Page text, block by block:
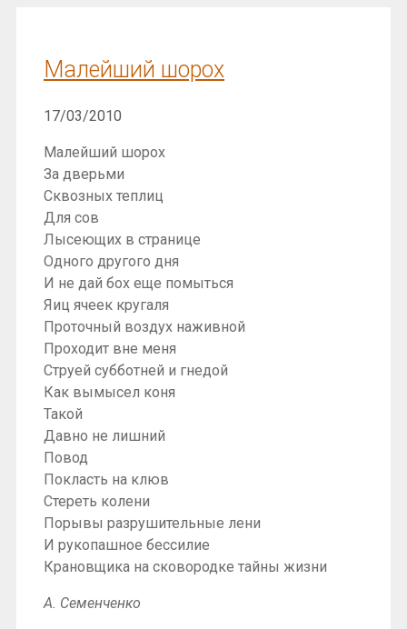
Малейший шорох
17/03/2010
Малейший шорох
За дверьми
Сквозных теплиц
Для сов
Лысеющих в странице
Одного другого дня
И не дай бох еще помыться
Яиц ячеек кругаля
Проточный воздух наживной
Проходит вне меня
Струей субботней и гнедой
Как вымысел коня
Такой
Давно не лишний
Повод
Покласть на клюв
Стереть колени
Порывы разрушительные лени
И рукопашное бессилие
Крановщика на сковородке тайны жизни
А. Семенченко